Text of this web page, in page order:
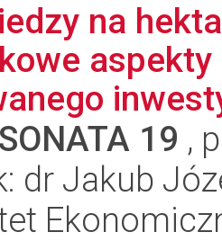
na
SONATA 19 ,
dr Jakub